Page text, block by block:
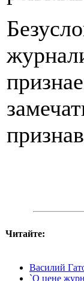
Читайте:
Василий
`О цене